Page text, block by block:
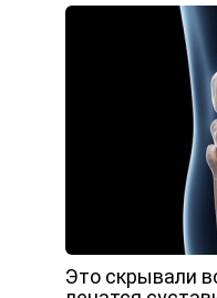
Это скрывали